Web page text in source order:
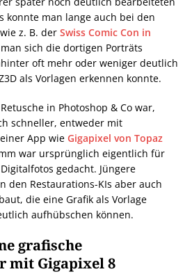
konnte man lange auch bei den
z. B. der Swiss Comic Con in
sich die dortigen Porträts
oft mehr oder weniger deutlich
als Vorlagen erkennen konnte.
in Photoshop & Co war,
schneller, entweder mit
App wie Gigapixel von Topaz
war ursprünglich eigentlich für
gedacht. Jüngere
den Restaurations-KIs aber auch
die eine Grafik als Vorlage
aufhübschen können.
grafische
mit Gigapixel 8